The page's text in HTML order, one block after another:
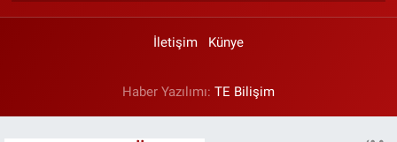
İletişim Künye
Haber Yazılımı: TE Bilişim